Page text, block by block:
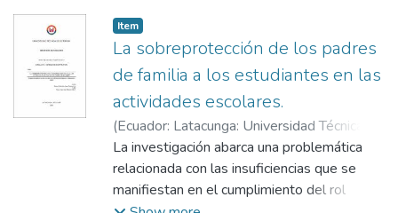
Item
La sobreprotección de los padres
de familia a los estudiantes en las
actividades escolares.
(Ecuador: Latacunga: Universidad Técnica de
Cotopaxi; UTC.,2020-03)Jácome Quimbita,
Jorge Gustavo; Cajas Cayo, Isaac Eduardo
La investigación abarca una problemática
relacionada con las insuficiencias que se
manifiestan en el cumplimiento del rol